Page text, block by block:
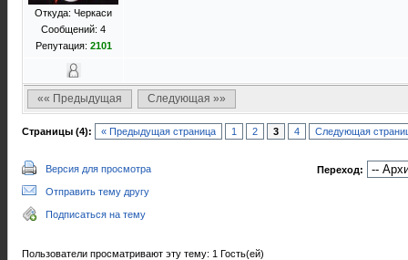
Откуда: Черкаси
Сообщений: 4
Репутация: 2101
«« Предыдущая Следующая »»
Страницы (4): « Предыдущая страница 1 2 3 4 Следующая
Версия для просмотра
Отправить тему другу
Подписаться на тему
Переход:
Пользователи просматривают эту тему: 1 Гость(ей)